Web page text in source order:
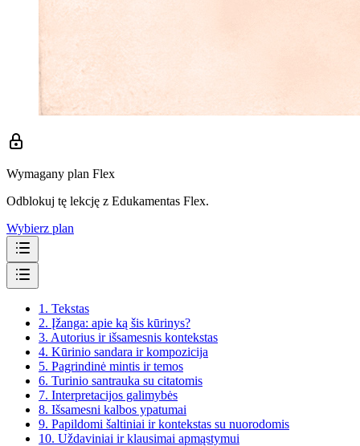
Wymagany plan Flex
Odblokuj tę lekcję z Edukamentas Flex.
Wybierz plan
1. Tekstas
2. Įžanga: apie ką šis kūrinys?
3. Autorius ir išsamesnis kontekstas
4. Kūrinio sandara ir kompozicija
5. Pagrindinė mintis ir temos
6. Turinio santrauka su citatomis
7. Interpretacijos galimybės
8. Išsamesni kalbos ypatumai
9. Papildomi šaltiniai ir kontekstas su nuorodomis
10. Uždaviniai ir klausimai apmąstymui